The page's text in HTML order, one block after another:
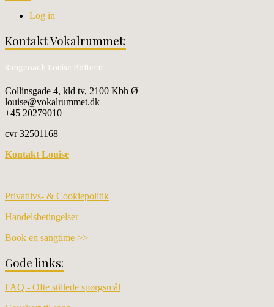
Log in
Kontakt Vokalrummet:
Sangcoach Louise Bøttern
Collinsgade 4, kld tv, 2100 Kbh Ø
louise@vokalrummet.dk
+45 20279010
cvr 32501168
Kontakt Louise
Privatlivs- & Cookiepolitik
Handelsbetingelser
Book en sangtime >>
Gode links:
FAQ - Ofte stillede spørgsmål